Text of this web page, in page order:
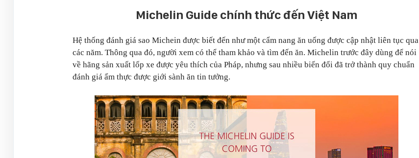
Michelin Guide chính thức đến Việt Nam
Hệ thống đánh giá sao Michein được biết đến như một cẩm nang ăn uống được cập nhật liên tục qua
các năm. Thông qua đó, người xem có thể tham khảo và tìm đến ăn. Michelin trước đây dùng để nói
về hãng sản xuất lốp xe được yêu thích của Pháp, nhưng sau nhiều biến đổi đã trở thành quy chuẩn
đánh giá ẩm thực được giới sành ăn tin tưởng.